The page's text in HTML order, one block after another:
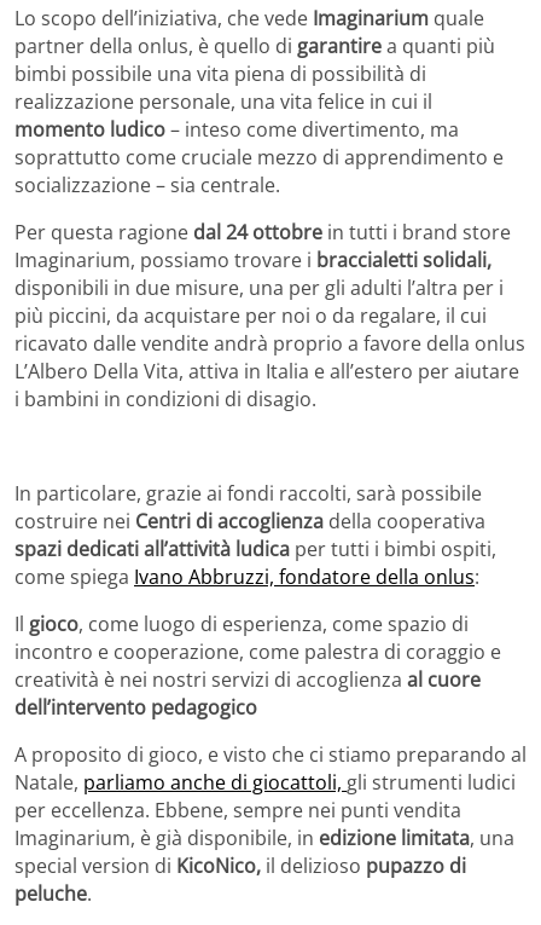
Lo scopo dell’iniziativa, che vede Imaginarium quale
partner della onlus, è quello di garantirea quanti più
bimbi possibile una vita piena di possibilità di
realizzazione personale, una vita felice in cui il
momento ludico– inteso come divertimento, ma
soprattutto come cruciale mezzo di apprendimento e
socializzazione – sia centrale.
Per questa ragione dal 24 ottobre in tutti i brand store
Imaginarium, possiamo trovare i braccialetti solidali,
disponibili in due misure, una per gli adulti l’altra per i
più piccini, da acquistare per noi o da regalare, il cui
ricavato dalle vendite andrà proprio a favore della onlus
L’Albero Della Vita, attiva in Italia e all’estero per aiutare
i bambini in condizioni di disagio.
In particolare, grazie ai fondi raccolti, sarà possibile
costruire nei Centri di accoglienza della cooperativa
spazi dedicati all’attività ludica per tutti i bimbi ospiti,
come spiega Ivano Abbruzzi, fondatore della onlus:
Il gioco, come luogo di esperienza, come spazio di
incontro e cooperazione, come palestra di coraggio e
creatività è nei nostri servizi di accoglienza al cuore
dell’intervento pedagogico
A proposito di gioco, e visto che ci stiamo preparando al
Natale, parliamo anche di giocattoli, gli strumenti ludici
per eccellenza. Ebbene, sempre nei punti vendita
Imaginarium, è già disponibile, in edizione limitata, una
special version di KicoNico, il delizioso pupazzo di
peluche.